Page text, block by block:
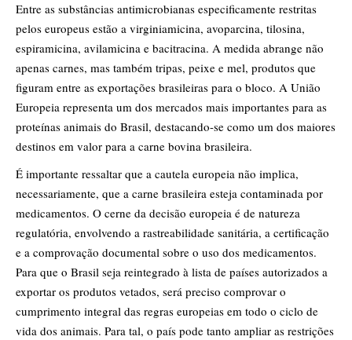
Entre as substâncias antimicrobianas especificamente restritas
pelos europeus estão a virginiamicina, avoparcina, tilosina,
espiramicina, avilamicina e bacitracina. A medida abrange não
apenas carnes, mas também tripas, peixe e mel, produtos que
figuram entre as exportações brasileiras para o bloco. A União
Europeia representa um dos mercados mais importantes para as
proteínas animais do Brasil, destacando-se como um dos maiores
destinos em valor para a carne bovina brasileira.
É importante ressaltar que a cautela europeia não implica,
necessariamente, que a carne brasileira esteja contaminada por
medicamentos. O cerne da decisão europeia é de natureza
regulatória, envolvendo a rastreabilidade sanitária, a certificação
e a comprovação documental sobre o uso dos medicamentos.
Para que o Brasil seja reintegrado à lista de países autorizados a
exportar os produtos vetados, será preciso comprovar o
cumprimento integral das regras europeias em todo o ciclo de
vida dos animais. Para tal, o país pode tanto ampliar as restrições